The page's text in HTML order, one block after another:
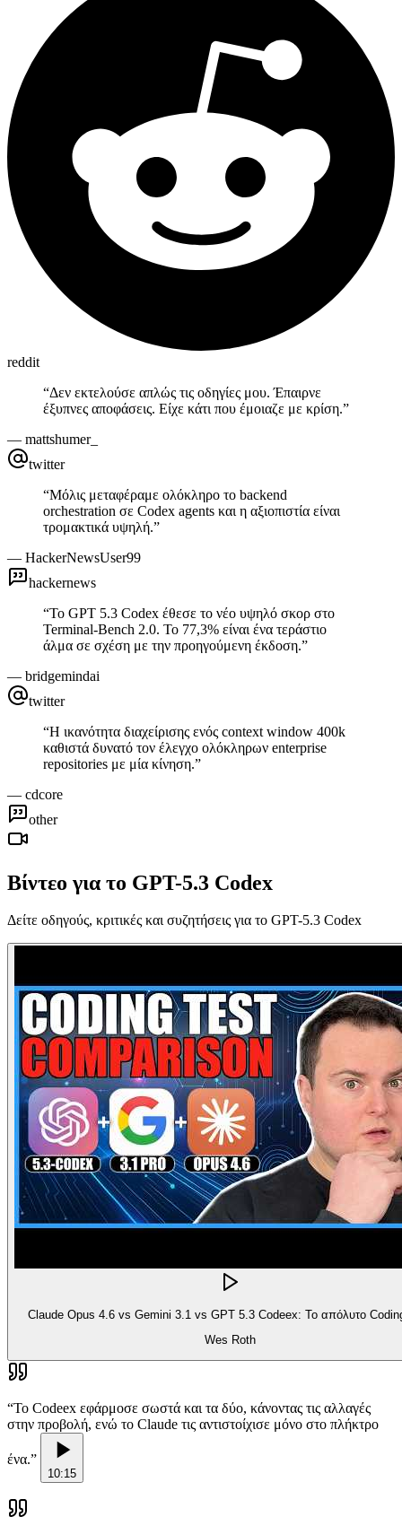
reddit
“Δεν εκτελούσε απλώς τις οδηγίες μου. Έπαιρνε
έξυπνες αποφάσεις. Είχε κάτι που έμοιαζε με κρίση.”
— mattshumer_
twitter
“Μόλις μεταφέραμε ολόκληρο το backend
orchestration σε Codex agents και η αξιοπιστία είναι
τρομακτικά υψηλή.”
— HackerNewsUser99
hackernews
“Το GPT 5.3 Codex έθεσε το νέο υψηλό σκορ στο
Terminal-Bench 2.0. Το 77,3% είναι ένα τεράστιο
άλμα σε σχέση με την προηγούμενη έκδοση.”
— bridgemindai
twitter
“Η ικανότητα διαχείρισης ενός context window 400k
καθιστά δυνατό τον έλεγχο ολόκληρων enterprise
repositories με μία κίνηση.”
— cdcore
other
Βίντεο για το GPT-5.3 Codex
Δείτε οδηγούς, κριτικές και συζητήσεις για το GPT-5.3 Codex
Claude Opus 4.6 vs Gemini 3.1 vs GPT 5.3 Codeex: Το απόλυτο
Wes Roth
“Το Codeex εφάρμοσε σωστά και τα δύο, κάνοντας τις αλλαγές
στην προβολή, ενώ το Claude τις αντιστοίχισε μόνο στο πλήκτρο
ένα.”
10:15